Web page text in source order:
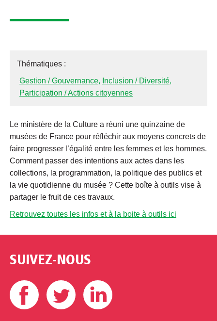
Thématiques :
Gestion / Gouvernance, Inclusion / Diversité,
Participation / Actions citoyennes
Le ministère de la Culture a réuni une quinzaine de
musées de France pour réfléchir aux moyens concrets de
faire progresser l’égalité entre les femmes et les hommes.
Comment passer des intentions aux actes dans les
collections, la programmation, la politique des publics et
la vie quotidienne du musée ? Cette boîte à outils vise à
partager le fruit de ces travaux.
Retrouvez toutes les infos et à la boite à outils ici
SUIVEZ-NOUS
Facebook Twitter